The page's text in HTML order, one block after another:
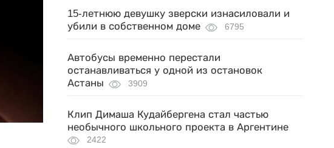
15-летнюю девушку зверски изнасиловали и
убили в собственном доме
6795
Автобусы временно перестали
останавливаться у одной из остановок
Астаны
3909
Клип Димаша Кудайбергена стал частью
необычного школьного проекта в Аргентине
2422